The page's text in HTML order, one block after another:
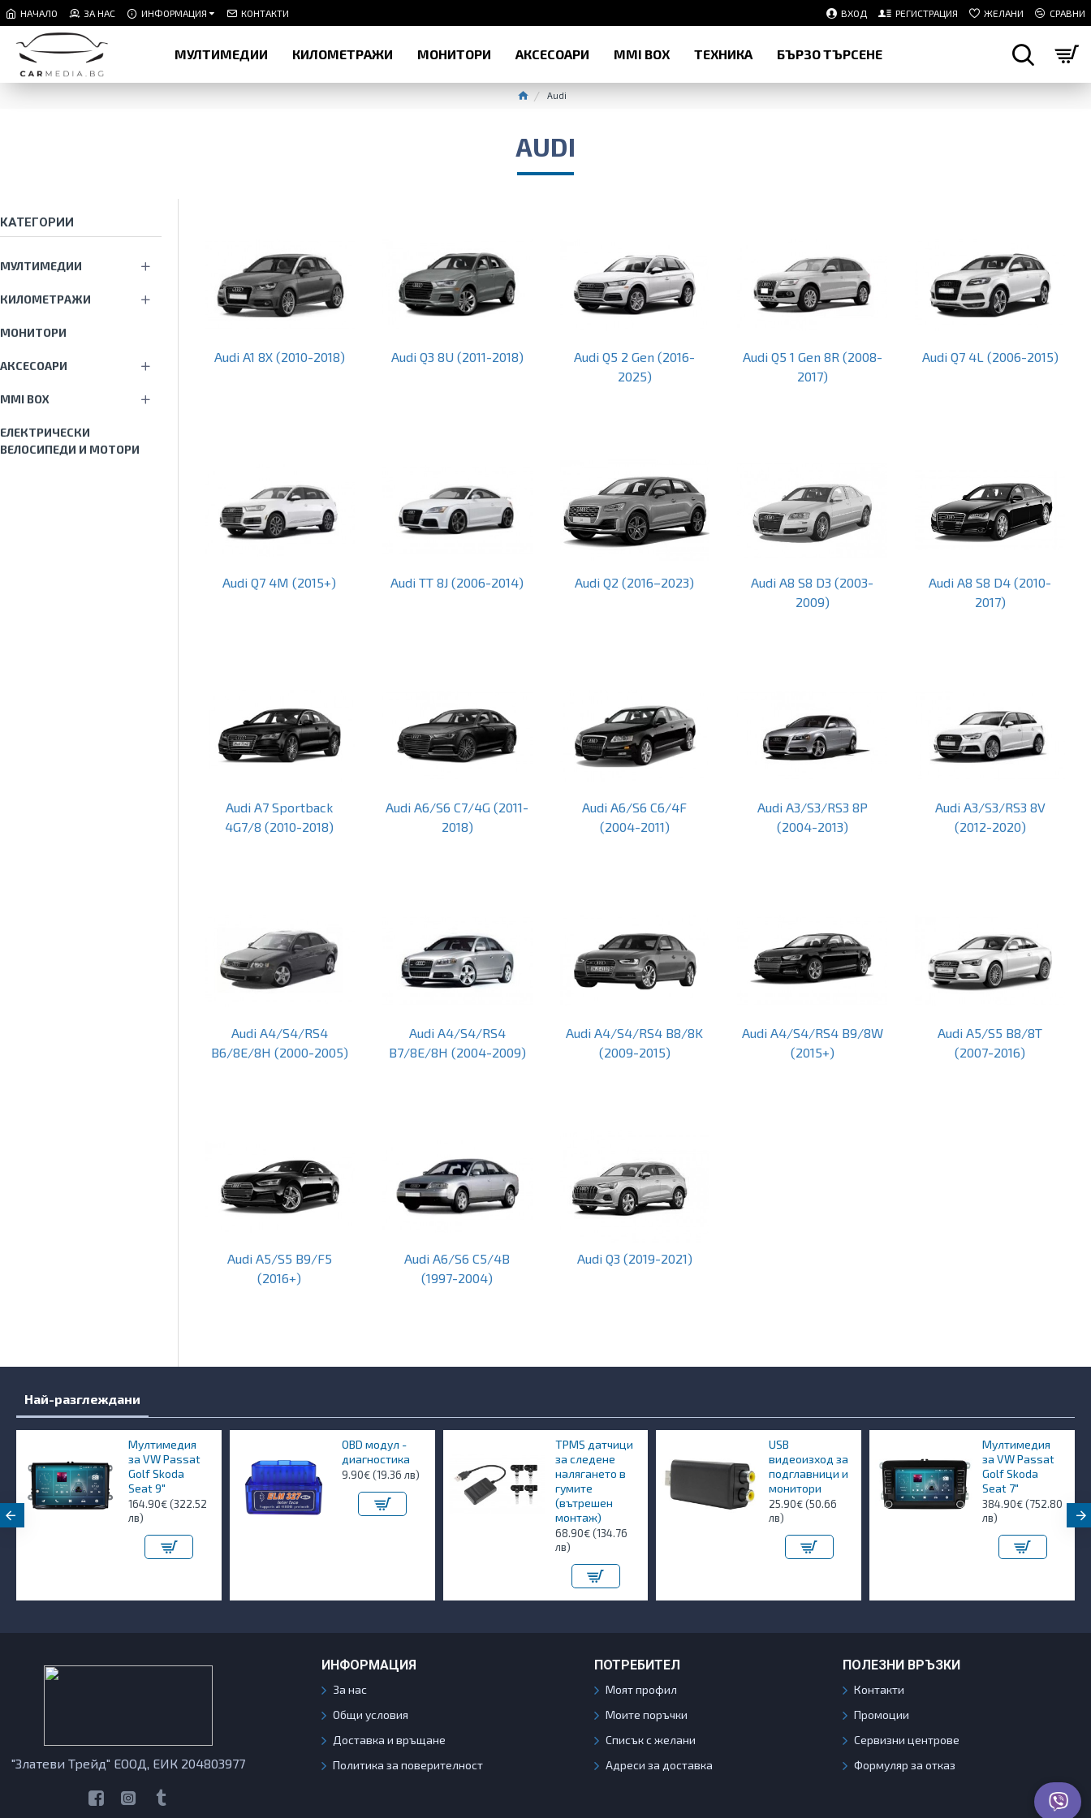
НАЧАЛО ЗА НАС ИНФОРМАЦИЯ КОНТАКТИ ВХОД РЕГИСТРАЦИЯ ЖЕЛАНИ СРАВНИ
МУЛТИМЕДИИ КИЛОМЕТРАЖИ МОНИТОРИ АКСЕСОАРИ MMI BOX ТЕХНИКА БЪРЗО ТЪРСЕНЕ
Audi
AUDI
КАТЕГОРИИ
МУЛТИМЕДИИ
КИЛОМЕТРАЖИ
МОНИТОРИ
АКСЕСОАРИ
MMI BOX
ЕЛЕКТРИЧЕСКИ
ВЕЛОСИПЕДИ И МОТОРИ
Audi A1 8X (2010-2018) Audi Q3 8U (2011-2018)
Audi Q5 2 Gen (2016-
2025)
Audi Q5 1 Gen 8R (2008-
2017)
Audi Q7 4L (2006-2015)
Audi Q7 4M (2015+) Audi TT 8J (2006-2014) Audi Q2 (2016–2023)
Audi A8 S8 D3 (2003-
2009)
Audi A8 S8 D4 (2010-
2017)
Audi A7 Sportback
4G7/8 (2010-2018)
Audi A6/S6 C7/4G (2011-
2018)
Audi A6/S6 C6/4F
(2004-2011)
Audi A3/S3/RS3 8P
(2004-2013)
Audi A3/S3/RS3 8V
(2012-2020)
Audi A4/S4/RS4
B6/8E/8H (2000-2005)
Audi A4/S4/RS4
B7/8E/8H (2004-2009)
Audi A4/S4/RS4 B8/8K
(2009-2015)
Audi A4/S4/RS4 B9/8W
(2015+)
Audi A5/S5 B8/8T
(2007-2016)
Audi A5/S5 B9/F5
(2016+)
Audi A6/S6 C5/4B
(1997-2004)
Audi Q3 (2019-2021)
Най-разглеждани
Мултимедия
за VW Passat
Golf Skoda
Seat 9"
164.90€ (322.52
лв)
OBD модул -
диагностика
9.90€ (19.36 лв)
TPMS датчици
за следене
налягането в
гумите
(вътрешен
монтаж)
68.90€ (134.76
лв)
USB
видеоизход за
подглавници и
монитори
25.90€ (50.66
лв)
Мултимедия
за VW Passat
Golf Skoda
Seat 7"
384.90€ (752.80
лв)
"Златеви Трейд" ЕООД, ЕИК 204803977
ИНФОРМАЦИЯ
За нас
Общи условия
Доставка и връщане
Политика за поверителност
ПОТРЕБИТЕЛ
Моят профил
Моите поръчки
Списък с желани
Адреси за доставка
ПОЛЕЗНИ ВРЪЗКИ
Контакти
Промоции
Сервизни центрове
Формуляр за отказ